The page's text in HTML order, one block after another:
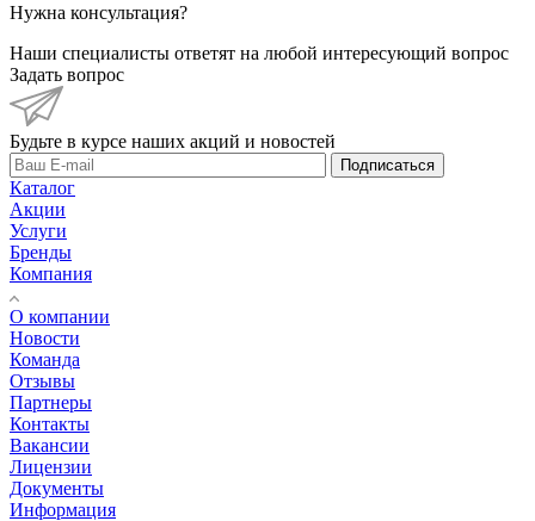
Нужна консультация?
Наши специалисты ответят на любой интересующий вопрос
Задать вопрос
Будьте в курсе наших акций и новостей
Подписаться
Каталог
Акции
Услуги
Бренды
Компания
О компании
Новости
Команда
Отзывы
Партнеры
Контакты
Вакансии
Лицензии
Документы
Информация